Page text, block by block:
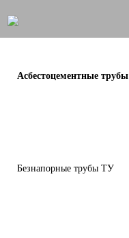
Асбестоцементные трубы
Безнапорные трубы ТУ